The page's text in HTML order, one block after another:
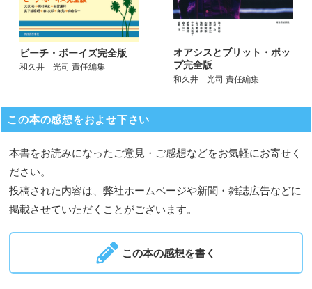
ビーチ・ボーイズ完全版
和久井 光司 責任編集
オアシスとブリット・ポッ
プ完全版
和久井 光司 責任編集
この本の感想をおよせ下さい
本書をお読みになったご意見・ご感想などをお気軽にお寄せく
ださい。
投稿された内容は、弊社ホームページや新聞・雑誌広告などに
掲載させていただくことがございます。
この本の感想を書く